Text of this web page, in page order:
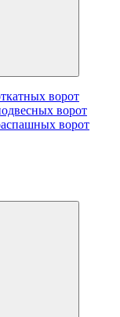
ворот
ворот
ворот